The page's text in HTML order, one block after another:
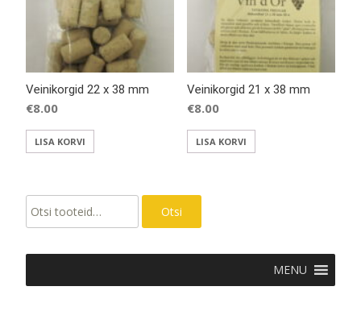
Veinikorgid 22 x 38 mm
€8.00
LISA KORVI
Veinikorgid 21 x 38 mm
€8.00
LISA KORVI
Otsi: Otsi
MENU